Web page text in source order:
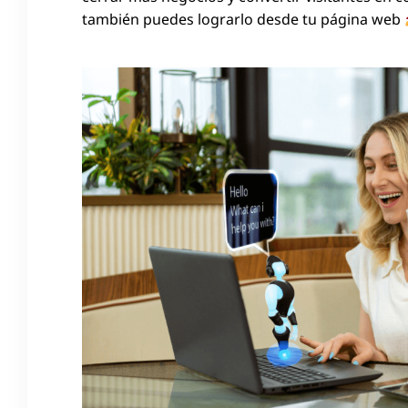
también puedes lograrlo desde tu página web